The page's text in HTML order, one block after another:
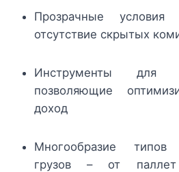
Прозрачные условия
отсутствие скрытых
Инструменты для
позволяющие
доход
Многообразие типов
грузов – от